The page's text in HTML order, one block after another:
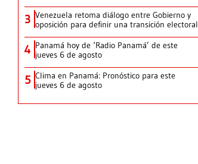
3 Venezuela retoma diálogo entre Gobierno y
oposición para definir una transición electoral
4 Panamá hoy de ‘Radio Panamá’ de este
jueves 6 de agosto
5 Clima en Panamá: Pronóstico para este
jueves 6 de agosto